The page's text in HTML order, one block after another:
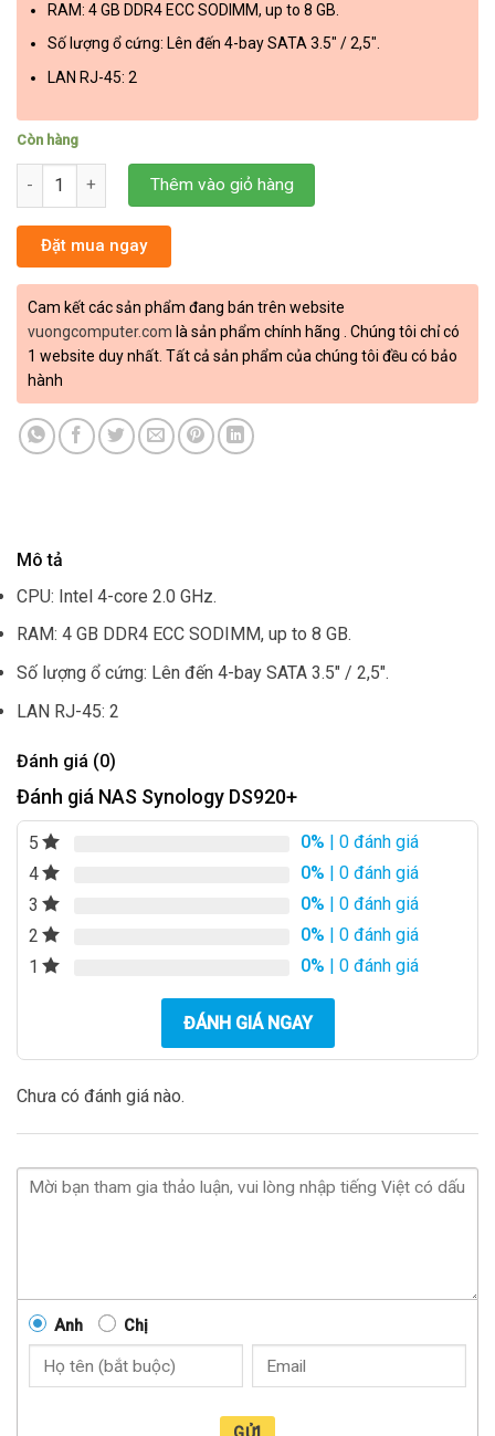
RAM: 4 GB DDR4 ECC SODIMM, up to 8 GB.
Số lượng ổ cứng: Lên đến 4-bay SATA 3.5″ / 2,5″.
LAN RJ-45: 2
Còn hàng
NAS Synology DS920+ số lượng
Thêm vào giỏ hàng
Đặt mua ngay
Cam kết các sản phẩm đang bán trên website
vuongcomputer.com là sản phẩm chính hãng . Chúng tôi chỉ có
1 website duy nhất. Tất cả sản phẩm của chúng tôi đều có bảo
hành
Mô tả
CPU: Intel 4-core 2.0 GHz.
RAM: 4 GB DDR4 ECC SODIMM, up to 8 GB.
Số lượng ổ cứng: Lên đến 4-bay SATA 3.5″ / 2,5″.
LAN RJ-45: 2
Đánh giá (0)
Đánh giá NAS Synology DS920+
5 0% | 0 đánh giá
4
0% | 0 đánh giá
3
0% | 0 đánh giá
2
0% | 0 đánh giá
1
0% | 0 đánh giá
ĐÁNH GIÁ NGAY
Chưa có đánh giá nào.
Anh Chị
GỬI